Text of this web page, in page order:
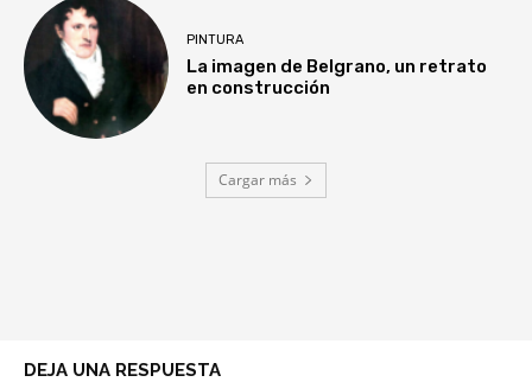
PINTURA
La imagen de Belgrano, un retrato
en construcción
Cargar más
DEJA UNA RESPUESTA